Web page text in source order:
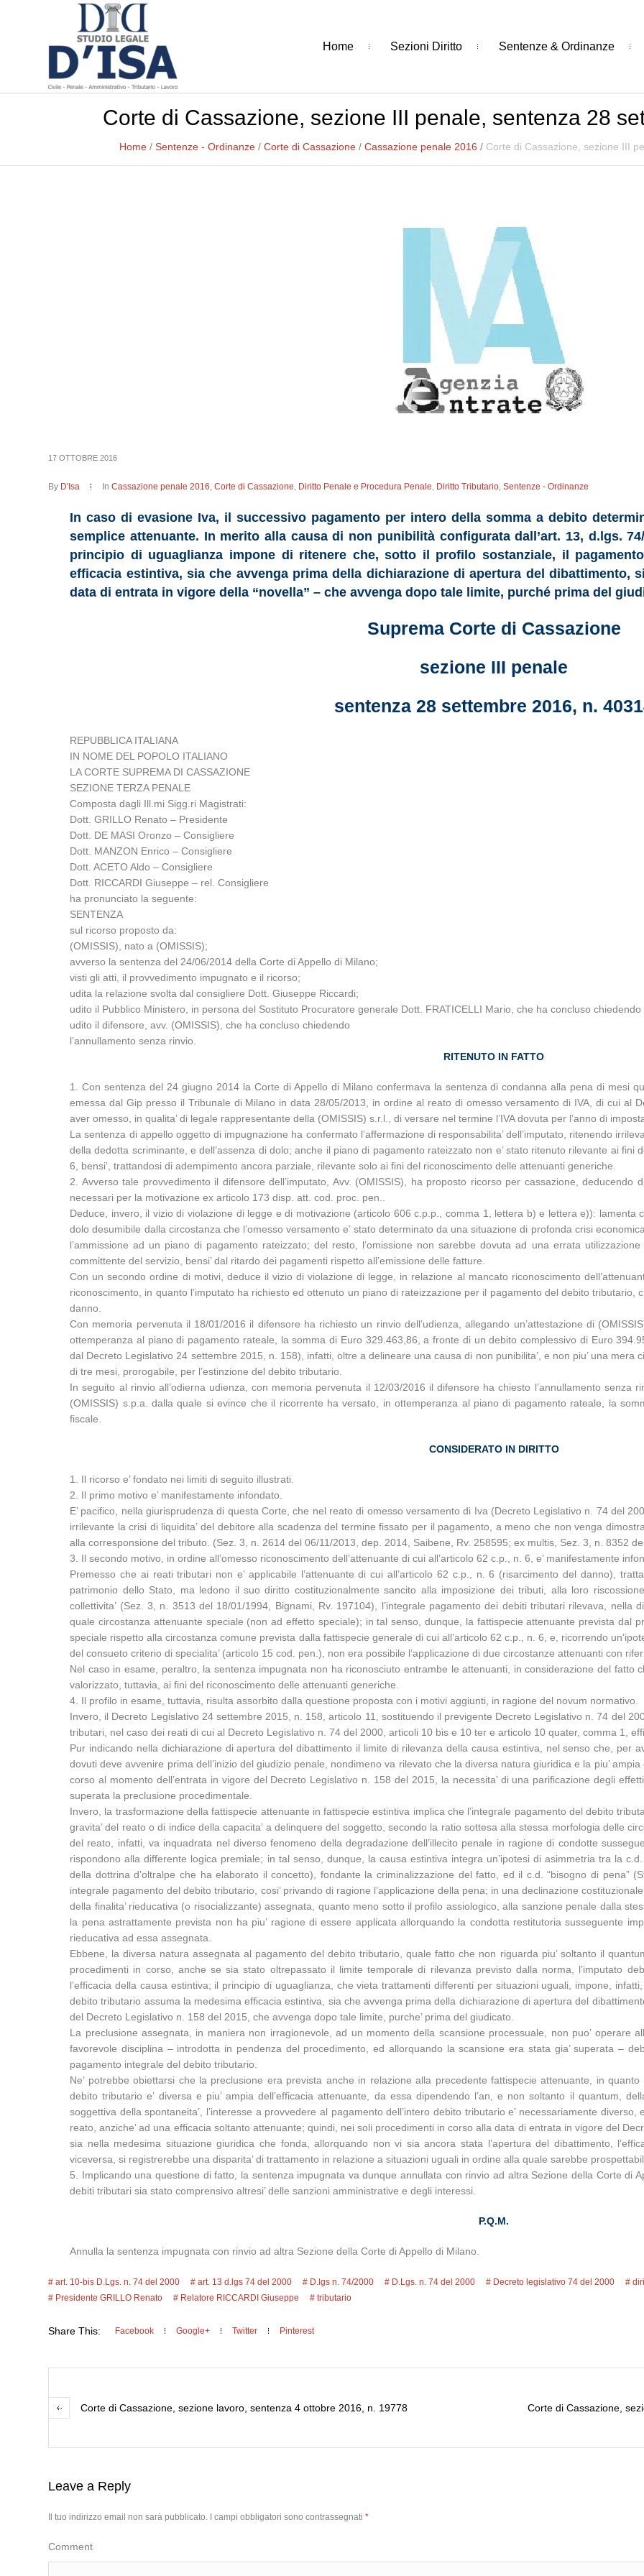
Home Sezioni Diritto Sentenze & Ordinanze
Corte di Cassazione, sezione III penale, sentenza 28
Home / Sentenze - Ordinanze / Corte di Cassazione / Cassazione penale 2016 / Corte di Cassazione, sezione III
17 OTTOBRE 2016
By D'Isa InCassazione penale 2016,Corte di Cassazione, Diritto Penale e Procedura Penale, Diritto Tributario,Sentenze - Ordinanze
In caso di evasione Iva, il successivo pagamento per intero della somma a debito
semplice attenuante. In merito alla causa di non punibilità configurata dall’art. 13, d.lgs.
principio di uguaglianza impone di ritenere che, sotto il profilo sostanziale, il
efficacia estintiva, sia che avvenga prima della dichiarazione di apertura del dibattimento,
data di entrata in vigore della “novella” – che avvenga dopo tale limite, purché prima del
Suprema Corte di Cassazione
sezione III penale
sentenza 28 settembre 2016, n.
REPUBBLICA ITALIANA
IN NOME DEL POPOLO ITALIANO
LA CORTE SUPREMA DI CASSAZIONE
SEZIONE TERZA PENALE
Composta dagli Ill.mi Sigg.ri Magistrati:
Dott. GRILLO Renato – Presidente
Dott. DE MASI Oronzo – Consigliere
Dott. MANZON Enrico – Consigliere
Dott. ACETO Aldo – Consigliere
Dott. RICCARDI Giuseppe – rel. Consigliere
ha pronunciato la seguente:
SENTENZA
sul ricorso proposto da:
(OMISSIS), nato a (OMISSIS);
avverso la sentenza del 24/06/2014 della Corte di Appello di Milano;
visti gli atti, il provvedimento impugnato e il ricorso;
udita la relazione svolta dal consigliere Dott. Giuseppe Riccardi;
udito il Pubblico Ministero, in persona del Sostituto Procuratore generale Dott. FRATICELLI Mario, che ha concluso chiedendo
udito il difensore, avv. (OMISSIS), che ha concluso chiedendo
l’annullamento senza rinvio.
RITENUTO IN FATTO
1. Con sentenza del 24 giugno 2014 la Corte di Appello di Milano confermava la sentenza di condanna alla pena di mesi
emessa dal Gip presso il Tribunale di Milano in data 28/05/2013, in ordine al reato di omesso versamento di IVA, di cui al
aver omesso, in qualita’ di legale rappresentante della (OMISSIS) s.r.l., di versare nel termine l’IVA dovuta per l’anno di
La sentenza di appello oggetto di impugnazione ha confermato l’affermazione di responsabilita’ dell’imputato, ritenendo
della dedotta scriminante, e dell’assenza di dolo; anche il piano di pagamento rateizzato non e’ stato ritenuto rilevante ai fini
6, bensi’, trattandosi di adempimento ancora parziale, rilevante solo ai fini del riconoscimento delle attenuanti generiche.
2. Avverso tale provvedimento il difensore dell’imputato, Avv. (OMISSIS), ha proposto ricorso per cassazione,
necessari per la motivazione ex articolo 173 disp. att. cod. proc. pen..
Deduce, invero, il vizio di violazione di legge e di motivazione (articolo 606 c.p.p., comma 1, lettera b) e lettera e)): lamenta
dolo desumibile dalla circostanza che l’omesso versamento e’ stato determinato da una situazione di profonda crisi
l’ammissione ad un piano di pagamento rateizzato; del resto, l’omissione non sarebbe dovuta ad una errata
committente del servizio, bensi’ dal ritardo dei pagamenti rispetto all’emissione delle fatture.
Con un secondo ordine di motivi, deduce il vizio di violazione di legge, in relazione al mancato riconoscimento
riconoscimento, in quanto l’imputato ha richiesto ed ottenuto un piano di rateizzazione per il pagamento del debito
danno.
Con memoria pervenuta il 18/01/2016 il difensore ha richiesto un rinvio dell’udienza, allegando un’attestazione di
ottemperanza al piano di pagamento rateale, la somma di Euro 329.463,86, a fronte di un debito complessivo di Euro
dal Decreto Legislativo 24 settembre 2015, n. 158), infatti, oltre a delineare una causa di non punibilita’, e non piu’ una
di tre mesi, prorogabile, per l’estinzione del debito tributario.
In seguito al rinvio all’odierna udienza, con memoria pervenuta il 12/03/2016 il difensore ha chiesto l’annullamento senza
(OMISSIS) s.p.a. dalla quale si evince che il ricorrente ha versato, in ottemperanza al piano di pagamento rateale, la
fiscale.
CONSIDERATO IN DIRITTO
1. Il ricorso e’ fondato nei limiti di seguito illustrati.
2. Il primo motivo e’ manifestamente infondato.
E’ pacifico, nella giurisprudenza di questa Corte, che nel reato di omesso versamento di Iva (Decreto Legislativo n. 74 del
irrilevante la crisi di liquidita’ del debitore alla scadenza del termine fissato per il pagamento, a meno che non venga
alla corresponsione del tributo. (Sez. 3, n. 2614 del 06/11/2013, dep. 2014, Saibene, Rv. 258595; ex multis, Sez. 3, n. 8352
3. Il secondo motivo, in ordine all’omesso riconoscimento dell’attenuante di cui all’articolo 62 c.p., n. 6, e’ manifestamente
Premesso che ai reati tributari non e’ applicabile l’attenuante di cui all’articolo 62 c.p., n. 6 (risarcimento del danno),
patrimonio dello Stato, ma ledono il suo diritto costituzionalmente sancito alla imposizione dei tributi, alla loro
collettivita’ (Sez. 3, n. 3513 del 18/01/1994, Bignami, Rv. 197104), l’integrale pagamento dei debiti tributari rilevava,
quale circostanza attenuante speciale (non ad effetto speciale); in tal senso, dunque, la fattispecie attenuante prevista dal
speciale rispetto alla circostanza comune prevista dalla fattispecie generale di cui all’articolo 62 c.p., n. 6, e, ricorrendo
del consueto criterio di specialita’ (articolo 15 cod. pen.), non era possibile l’applicazione di due circostanze attenuanti con
Nel caso in esame, peraltro, la sentenza impugnata non ha riconosciuto entrambe le attenuanti, in considerazione del fatto
valorizzato, tuttavia, ai fini del riconoscimento delle attenuanti generiche.
4. Il profilo in esame, tuttavia, risulta assorbito dalla questione proposta con i motivi aggiunti, in ragione del novum normativo.
Invero, il Decreto Legislativo 24 settembre 2015, n. 158, articolo 11, sostituendo il previgente Decreto Legislativo n. 74 del
tributari, nel caso dei reati di cui al Decreto Legislativo n. 74 del 2000, articoli 10 bis e 10 ter e articolo 10 quater, comma 1,
Pur indicando nella dichiarazione di apertura del dibattimento il limite di rilevanza della causa estintiva, nel senso che, per
dovuti deve avvenire prima dell’inizio del giudizio penale, nondimeno va rilevato che la diversa natura giuridica e la piu’
corso al momento dell’entrata in vigore del Decreto Legislativo n. 158 del 2015, la necessita’ di una parificazione degli
superata la preclusione procedimentale.
Invero, la trasformazione della fattispecie attenuante in fattispecie estintiva implica che l’integrale pagamento del debito
gravita’ del reato o di indice della capacita’ a delinquere del soggetto, secondo la ratio sottesa alla stessa morfologia delle
del reato, infatti, va inquadrata nel diverso fenomeno della degradazione dell’illecito penale in ragione di condotte
rispondono alla differente logica premiale; in tal senso, dunque, la causa estintiva integra un’ipotesi di asimmetria tra la
della dottrina d’oltralpe che ha elaborato il concetto), fondante la criminalizzazione del fatto, ed il c.d. “bisogno di pena”
integrale pagamento del debito tributario, cosi’ privando di ragione l’applicazione della pena; in una declinazione
della finalita’ rieducativa (o risocializzante) assegnata, quanto meno sotto il profilo assiologico, alla sanzione penale dalla
la pena astrattamente prevista non ha piu’ ragione di essere applicata allorquando la condotta restitutoria susseguente
rieducativa ad essa assegnata.
Ebbene, la diversa natura assegnata al pagamento del debito tributario, quale fatto che non riguarda piu’ soltanto il
procedimenti in corso, anche se sia stato oltrepassato il limite temporale di rilevanza previsto dalla norma, l’imputato
l’efficacia della causa estintiva; il principio di uguaglianza, che vieta trattamenti differenti per situazioni uguali, impone,
debito tributario assuma la medesima efficacia estintiva, sia che avvenga prima della dichiarazione di apertura del
del Decreto Legislativo n. 158 del 2015, che avvenga dopo tale limite, purche’ prima del giudicato.
La preclusione assegnata, in maniera non irragionevole, ad un momento della scansione processuale, non puo’ operare
favorevole disciplina – introdotta in pendenza del procedimento, ed allorquando la scansione era stata gia’ superata –
pagamento integrale del debito tributario.
Ne’ potrebbe obiettarsi che la preclusione era prevista anche in relazione alla precedente fattispecie attenuante, in
debito tributario e’ diversa e piu’ ampia dell’efficacia attenuante, da essa dipendendo l’an, e non soltanto il quantum,
soggettiva della spontaneita’, l’interesse a provvedere al pagamento dell’intero debito tributario e’ necessariamente
reato, anziche’ ad una efficacia soltanto attenuante; quindi, nei soli procedimenti in corso alla data di entrata in vigore del
sia nella medesima situazione giuridica che fonda, allorquando non vi sia ancora stata l’apertura del dibattimento,
viceversa, si registrerebbe una disparita’ di trattamento in relazione a situazioni uguali in ordine alla quale sarebbe
5. Implicando una questione di fatto, la sentenza impugnata va dunque annullata con rinvio ad altra Sezione della Corte di
debiti tributari sia stato comprensivo altresi’ delle sanzioni amministrative e degli interessi.
P.Q.M.
Annulla la sentenza impugnata con rinvio ad altra Sezione della Corte di Appello di Milano.
art. 10-bis D.Lgs. n. 74 del 2000 art. 13 d.lgs 74 del 2000 D.lgs n. 74/2000 D.Lgs. n. 74 del 2000 Decreto legislativo 74 del 2000
Presidente GRILLO Renato
Relatore RICCARDI Giuseppe tributario
Share This: Facebook Google+ Twitter Pinterest
Corte di Cassazione,
Corte di Cassazione, sezione lavoro, sentenza 4 ottobre 2016, n. 19778
Leave a Reply
Il tuo indirizzo email non sarà pubblicato. I campi obbligatori sono contrassegnati*
Comment